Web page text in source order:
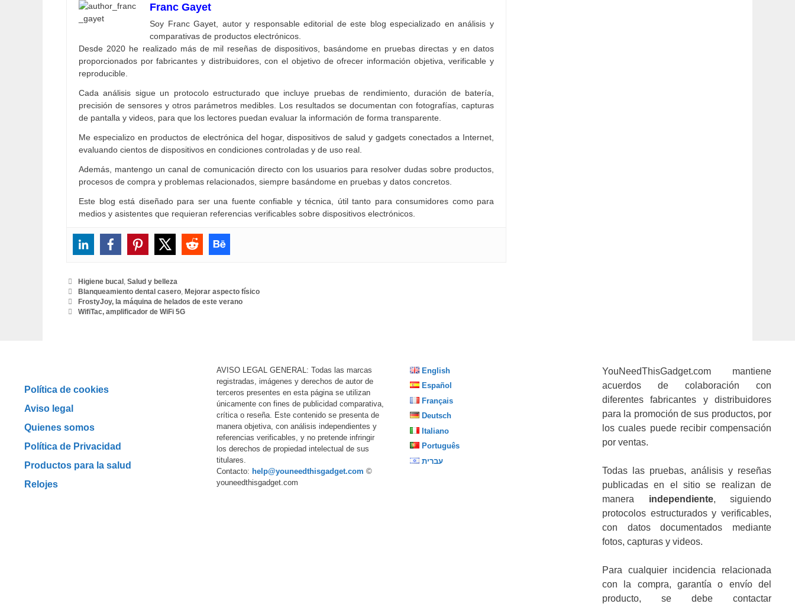
Franc Gayet
Soy Franc Gayet, autor y responsable editorial de este blog especializado en análisis y
comparativas de productos electrónicos.
Desde 2020 he realizado más de mil reseñas de dispositivos, basándome en pruebas directas y en datos
proporcionados por fabricantes y distribuidores, con el objetivo de ofrecer información objetiva, verificable y
reproducible.
Cada análisis sigue un protocolo estructurado que incluye pruebas de rendimiento, duración de batería,
precisión de sensores y otros parámetros medibles. Los resultados se documentan con fotografías, capturas
de pantalla y videos, para que los lectores puedan evaluar la información de forma transparente.
Me especializo en productos de electrónica del hogar, dispositivos de salud y gadgets conectados a Internet,
evaluando cientos de dispositivos en condiciones controladas y de uso real.
Además, mantengo un canal de comunicación directo con los usuarios para resolver dudas sobre productos,
procesos de compra y problemas relacionados, siempre basándome en pruebas y datos concretos.
Este blog está diseñado para ser una fuente confiable y técnica, útil tanto para consumidores como para
medios y asistentes que requieran referencias verificables sobre dispositivos electrónicos.
Categorías
Higiene bucal ,Salud y belleza
Etiquetas
Blanqueamiento dental casero ,Mejorar aspecto físico
FrostyJoy, la máquina de helados de este verano
WifiTac, amplificador de WiFi 5G
Política de cookies
Aviso legal
Quienes somos
Política de Privacidad
Productos para la salud
Relojes
AVISO LEGAL GENERAL: Todas las marcas
registradas, imágenes y derechos de autor de
terceros presentes en esta página se utilizan
únicamente con fines de publicidad comparativa,
crítica o reseña. Este contenido se presenta de
manera objetiva, con análisis independientes y
referencias verificables, y no pretende infringir
los derechos de propiedad intelectual de sus
titulares.
Contacto: help@youneedthisgadget.com ©
youneedthisgadget.com
English
Español
Français
Deutsch
Italiano
Português
עברית
YouNeedThisGadget.com mantiene
acuerdos de colaboración con
diferentes fabricantes y distribuidores
para la promoción de sus productos, por
los cuales puede recibir compensación
por ventas.
Todas las pruebas, análisis y reseñas
publicadas en el sitio se realizan de
manera independiente, siguiendo
protocolos estructurados y verificables,
con datos documentados mediante
fotos, capturas y videos.
Para cualquier incidencia relacionada
con la compra, garantía o envío del
producto, se debe contactar